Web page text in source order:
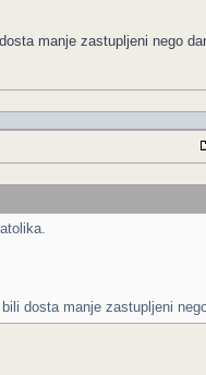
manje zastupljeni nego
dosta manje zastupljeni